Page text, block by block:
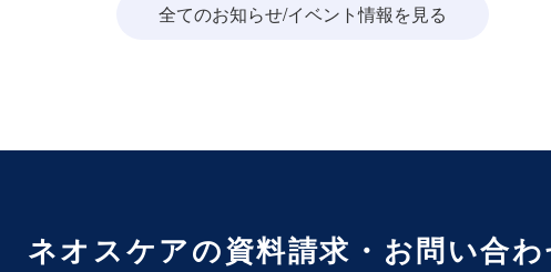
全てのお知らせ/イベント情報を見る
ネオスケアの資料請求・お問い合わ